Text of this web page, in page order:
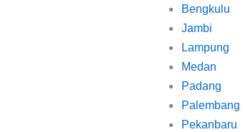
Bengkulu
Jambi
Lampung
Medan
Padang
Palembang
Pekanbaru